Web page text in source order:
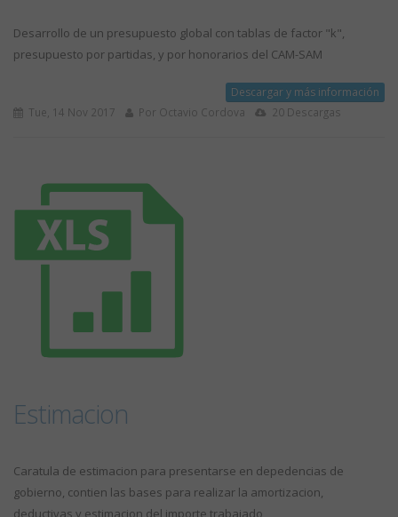
Desarrollo de un presupuesto global con tablas de factor "k",
presupuesto por partidas, y por honorarios del CAM-SAM
Descargar y más información
Tue, 14 Nov 2017 Por Octavio Cordova 20 Descargas
Estimacion
Caratula de estimacion para presentarse en depedencias de
gobierno, contien las bases para realizar la amortizacion,
deductivas y estimacion del importe trabajado